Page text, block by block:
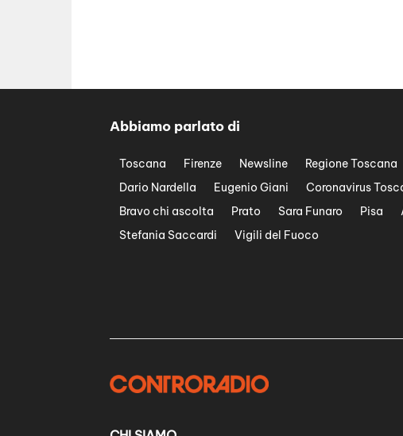
Abbiamo parlato di
Toscana Firenze Newsline Regione Toscana
Dario Nardella
Eugenio Giani Coronavirus
Bravo chi ascolta
Prato Sara Funaro Pisa
Stefania Saccardi
Vigili del Fuoco